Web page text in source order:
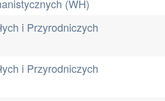
(WH)
i Przyrodniczych
i Przyrodniczych